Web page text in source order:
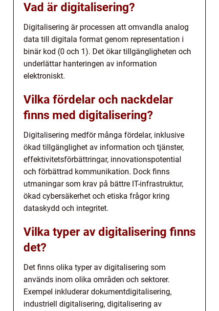
Vad är digitalisering?
Digitalisering är processen att omvandla analog
data till digitala format genom representation i
binär kod (0 och 1). Det ökar tillgängligheten och
underlättar hanteringen av information
elektroniskt.
Vilka fördelar och nackdelar
finns med digitalisering?
Digitalisering medför många fördelar, inklusive
ökad tillgänglighet av information och tjänster,
effektivitetsförbättringar, innovationspotential
och förbättrad kommunikation. Dock finns
utmaningar som krav på bättre IT-infrastruktur,
ökad cybersäkerhet och etiska frågor kring
dataskydd och integritet.
Vilka typer av digitalisering finns
det?
Det finns olika typer av digitalisering som
används inom olika områden och sektorer.
Exempel inkluderar dokumentdigitalisering,
industriell digitalisering, digitalisering av